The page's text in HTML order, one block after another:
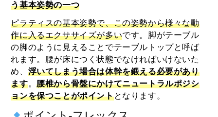
う基本姿勢の一つ
ピラティスの基本姿勢で、この姿勢から様々な動
作に入るエクササイズが多いです。脚がテーブル
の脚のように見えることでテーブルトップと呼ば
れます。腰が床につく状態でなければいけないた
め、 浮いてしまう場合は体幹を鍛える必要があり
ます。腰椎から骨盤にかけてニュートラルポジシ
ョンを保つことがポイントとなります。